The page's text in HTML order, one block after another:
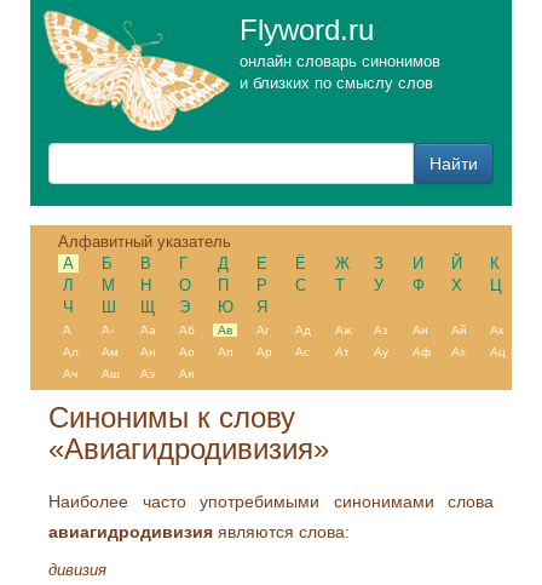
Flyword.ru
онлайн словарь синонимов
и близких по смыслу слов
Алфавитный указатель
А
Б В Г Д Е Ё Ж З И Й
К
Л
М Н О П Р С Т У Ф Х
Ц
Ч
Ш Щ Э Ю Я
А А- Аа Аб Ав Аг Ад Аж Аз Аи Ай
Ак
Ал
Ам Ан Ао Ап Ар Ас Ат Ау Аф Ах
Ац
Ач
Аш Аэ Ая
Синонимы к слову
«Авиагидродивизия»
Наиболее часто употребимыми синонимами слова
авиагидродивизия являются слова:
дивизия